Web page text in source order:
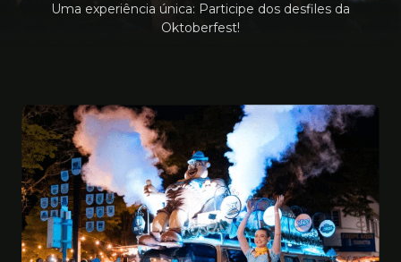
Uma experiência única: Participe dos desfiles da
Oktoberfest!